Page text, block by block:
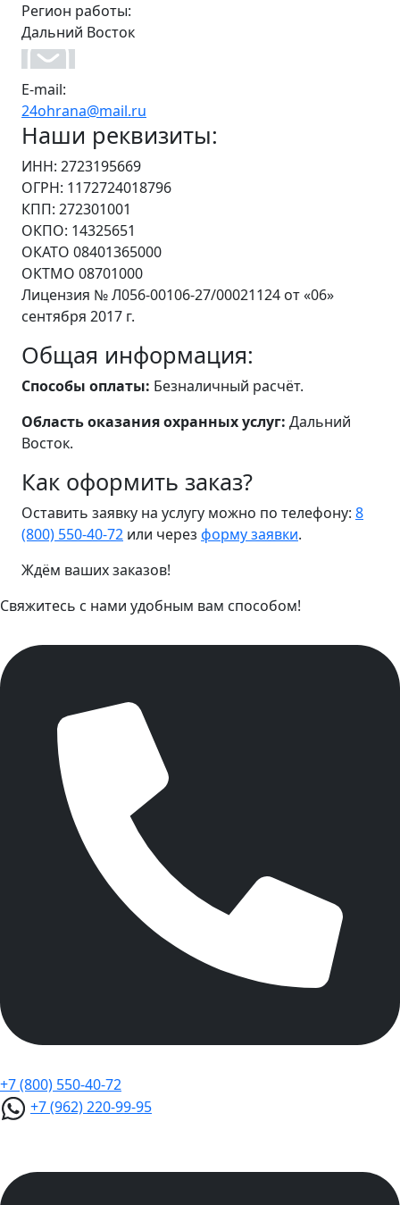
Регион работы:
Дальний Восток
E-mail:
24ohrana@mail.ru
Наши реквизиты:
ИНН: 2723195669
ОГРН: 1172724018796
КПП: 272301001
ОКПО: 14325651
ОКАТО 08401365000
ОКТМО 08701000
Лицензия № Л056-00106-27/00021124 от «06»
сентября 2017 г.
Общая информация:
Способы оплаты: Безналичный расчёт.
Область оказания охранных услуг: Дальний
Восток.
Как оформить заказ?
Оставить заявку на услугу можно по телефону: 8
(800) 550-40-72 или через форму заявки.
Ждём ваших заказов!
Свяжитесь с нами удобным вам способом!
+7 (800) 550-40-72
+7 (962) 220-99-95